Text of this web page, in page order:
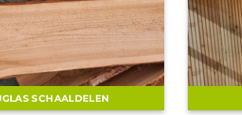
SCHAALDELEN